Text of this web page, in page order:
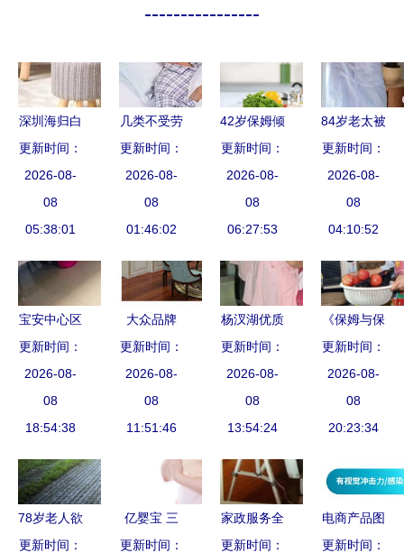
----------------
深圳海归白
富美租住公
寓酒店两天
雇两保姆，
细微未改竟
更新时间：
2026-08-
08
05:38:01
几类不受劳
动合同法保
护的劳动者
以保姆行业
为例解析非
系
更新时间：
2026-08-
08
01:46:02
42岁保姆倾
诉 月薪1
万，工作看
似简单，可
我每天都是
更新时间：
2026-08-
08
06:27:53
84岁老太被
保姆虐打不
断求饶 我
们到底该如
何养老？家
休？
更新时间：
2026-08-
08
04:10:52
宝安中心区
家政服务全
攻略 专业
更放心
更新时间：
2026-08-
08
18:54:38
大众品牌
VS设计品
牌 谁将是
未来市场的
佼佼者？一
者的深度分
析
更新时间：
2026-08-
08
11:51:46
杨汊湖优质
家政推荐
八年老店，
专业月嫂、
保姆与育婴
更新时间：
2026-08-
08
13:54:24
《保姆与保
安》再续
《保姆》前
缘 原班人
马出演 家
注
更新时间：
2026-08-
08
20:23:34
78岁老人欲
与保姆再
更新时间：
亿婴宝 三
孩时代来
更新时间：
家政服务全
国连锁，开
更新时间：
电商产品图
片制作保姆
更新时间：